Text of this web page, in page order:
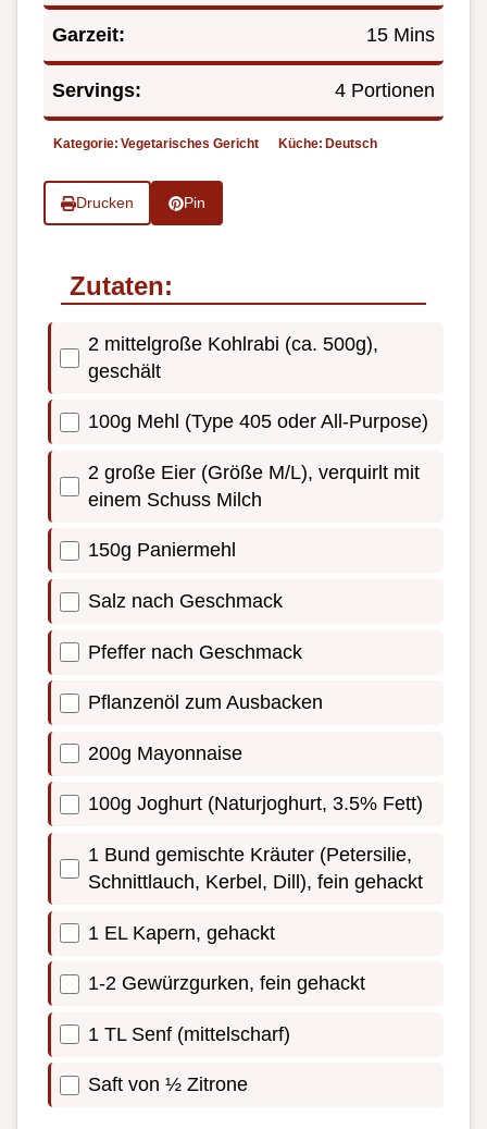
Garzeit: 15 Mins
Servings: 4 Portionen
Kategorie: Vegetarisches Gericht Küche: Deutsch
Drucken Pin
Zutaten:
2 mittelgroße Kohlrabi (ca. 500g),
geschält
100g Mehl (Type 405 oder All-Purpose)
2 große Eier (Größe M/L), verquirlt mit
einem Schuss Milch
150g Paniermehl
Salz nach Geschmack
Pfeffer nach Geschmack
Pflanzenöl zum Ausbacken
200g Mayonnaise
100g Joghurt (Naturjoghurt, 3.5% Fett)
1 Bund gemischte Kräuter (Petersilie,
Schnittlauch, Kerbel, Dill), fein gehackt
1 EL Kapern, gehackt
1-2 Gewürzgurken, fein gehackt
1 TL Senf (mittelscharf)
Saft von ½ Zitrone